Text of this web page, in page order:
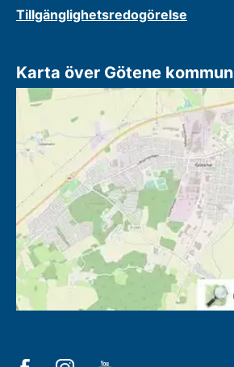
Tillgänglighetsredogörelse
Karta över Götene kommun